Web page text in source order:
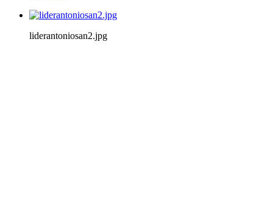
liderantoniosan2.jpg